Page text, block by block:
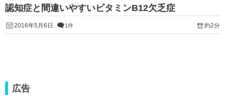
認知症と間違いやすいビタミンB12欠乏症
2016年5月6日 1件 約2分
広告